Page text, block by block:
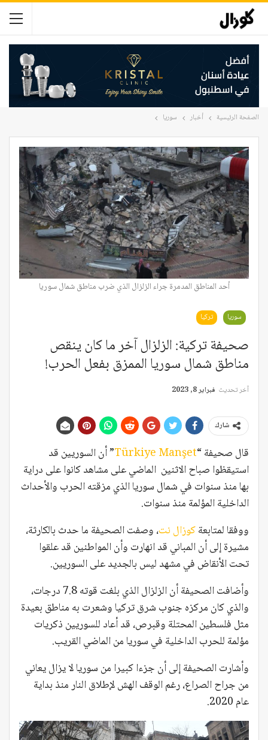
الصفحة الرئيسية أخبار سوريا
أحد المناطق المدمرة جراء الزلزال الذي ضرب مناطق شمال سوريا
سوريا تركيا
صحيفة تركية: الزلزال آخر ما كان ينقص
مناطق شمال سوريا الممزق بفعل الحرب!
آخر تحديث فبراير 8, 2023
شارك
قال صحيفة “Türkiye Manşet” أن السوريين قد
استيقظوا صباح الاثنين الماضي على مشاهد كانوا على دراية
بها منذ سنوات في شمال سوريا الذي مزقته الحرب والأحداث
الداخلية المؤلمة منذ سنوات.
ووفقا لمتابعةكوزال نت، وصفت الصحيفة ما حدث بالكارثة،
مشيرة إلى أن المباني قد انهارت وأن المواطنين قد علقوا
تحت الأنقاض في مشهد ليس بالجديد على السوريين.
وأضافت الصحيفة أن الزلزال الذي بلغت قوته 7.8 درجات،
والذي كان مركزه جنوب شرق تركيا وشعرت به مناطق بعيدة
مثل فلسطين المحتلة وقبرص، قد أعاد للسوريين ذكريات
مؤلمة للحرب الداخلية في سوريا من الماضي القريب.
وأشارت الصحيفة إلى أن جزءا كبيرا من سوريا لا يزال يعاني
من جراح الصراع، رغم الوقف الهش لإطلاق النار منذ بداية
عام 2020.